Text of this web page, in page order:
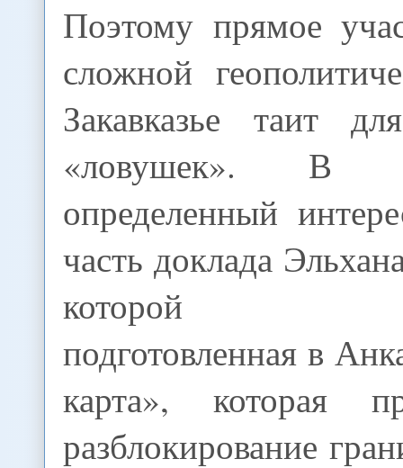
Поэтому прямое
сложной
Закавказье таит
«ловушек». В
определенный
часть доклада
которой
подготовленная в
карта», которая
разблокирование